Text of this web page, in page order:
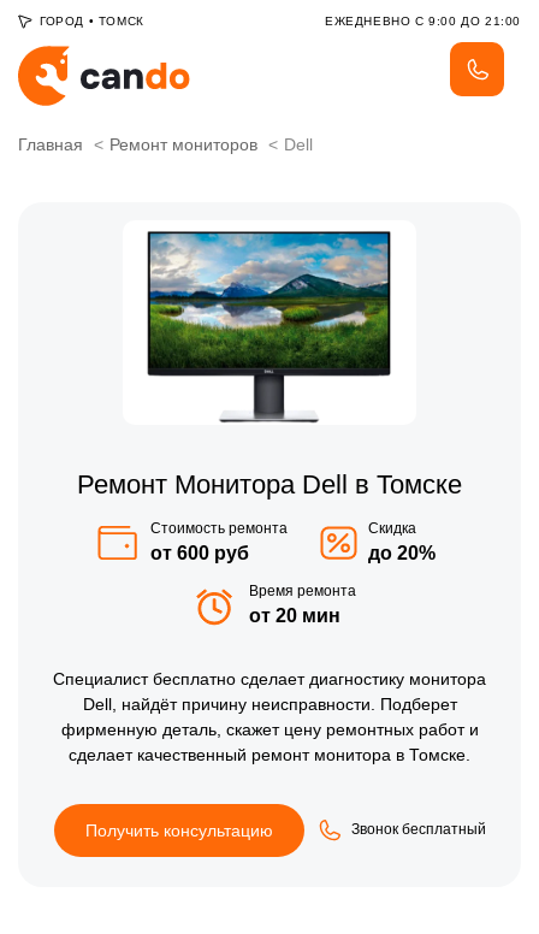
ГОРОД • ТОМСК ЕЖЕДНЕВНО С 9:00 ДО 21:00
Главная Ремонт мониторов Dell
Ремонт Монитора Dell в Томске
Стоимость ремонта
от 600 руб
Скидка
до 20%
Время ремонта
от 20 мин
Специалист бесплатно сделает диагностику монитора
Dell, найдёт причину неисправности. Подберет
фирменную деталь, скажет цену ремонтных работ и
сделает качественный ремонт монитора в Томске.
Получить консультацию Звонок бесплатный